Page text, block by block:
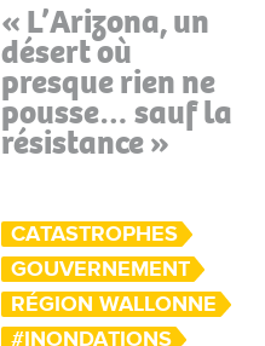
« L’Arizona, un
désert où
presque rien ne
pousse… sauf la
résistance »
CATASTROPHES
GOUVERNEMENT
RÉGION WALLONNE
#INONDATIONS